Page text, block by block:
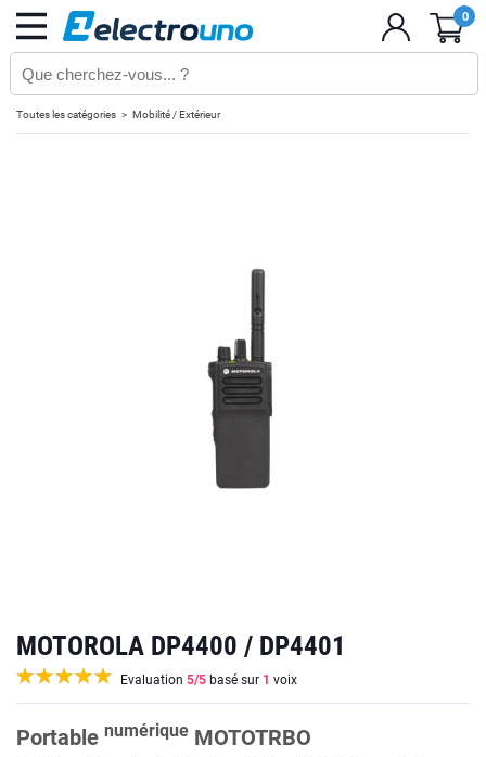
0
Toutes les catégories Mobilité / Extérieur
MOTOROLA DP4400 / DP4401
Evaluation 5/5 basé sur 1 voix
Portable numérique MOTOTRBO